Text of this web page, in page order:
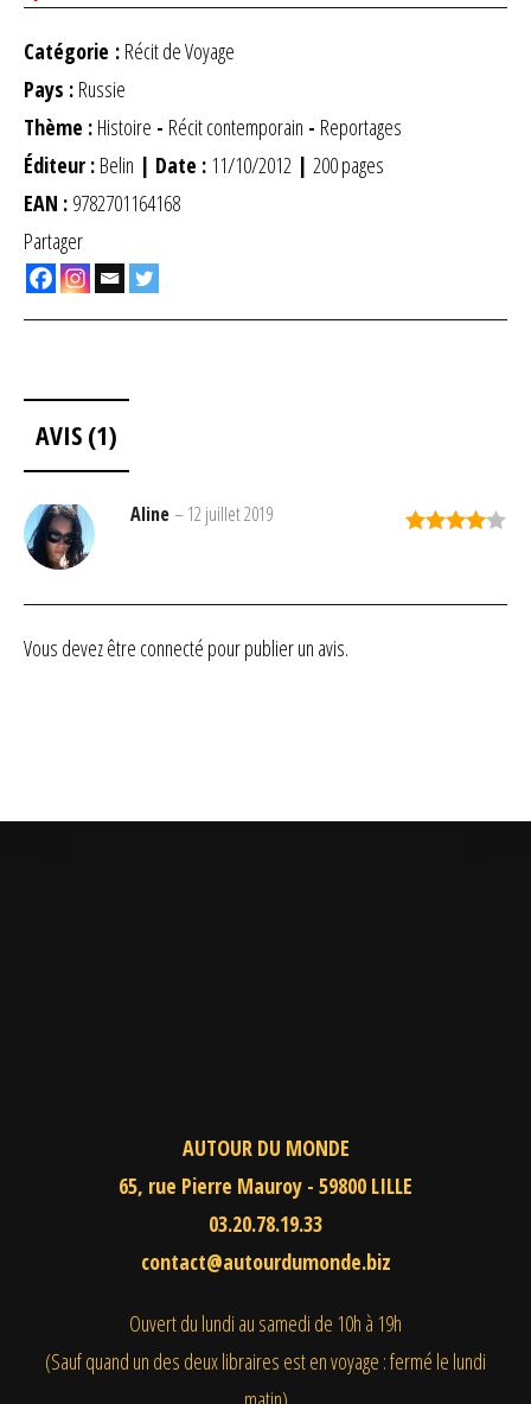
Catégorie : Récit de Voyage
Pays : Russie
Thème : Histoire - Récit contemporain - Reportages
Éditeur : Belin | Date : 11/10/2012 | 200 pages
EAN : 9782701164168
Partager
AVIS (1)
Aline–12 juillet 2019
Vous devez être connecté pour publier un avis.
AUTOUR DU MONDE
65, rue Pierre Mauroy - 59800 LILLE
03.20.78.19.33
contact@autourdumonde.biz
Ouvert du lundi au samedi de 10h à 19h
(Sauf quand un des deux libraires est en voyage : fermé le lundi